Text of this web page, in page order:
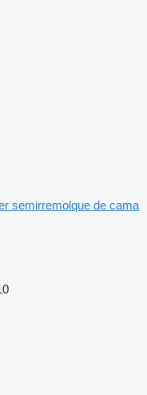
semirremolque de cama